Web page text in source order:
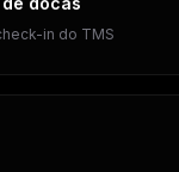
in do TMS